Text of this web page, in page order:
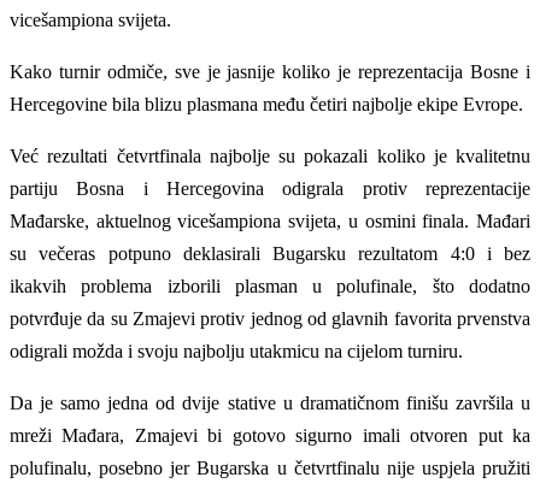
vicešampiona svijeta.
Kako turnir odmiče, sve je jasnije koliko je reprezentacija Bosne i
Hercegovine bila blizu plasmana među četiri najbolje ekipe Evrope.
Već rezultati četvrtfinala najbolje su pokazali koliko je kvalitetnu
partiju Bosna i Hercegovina odigrala protiv reprezentacije
Mađarske, aktuelnog vicešampiona svijeta, u osmini finala. Mađari
su večeras potpuno deklasirali Bugarsku rezultatom 4:0 i bez
ikakvih problema izborili plasman u polufinale, što dodatno
potvrđuje da su Zmajevi protiv jednog od glavnih favorita prvenstva
odigrali možda i svoju najbolju utakmicu na cijelom turniru.
Da je samo jedna od dvije stative u dramatičnom finišu završila u
mreži Mađara, Zmajevi bi gotovo sigurno imali otvoren put ka
polufinalu, posebno jer Bugarska u četvrtfinalu nije uspjela pružiti